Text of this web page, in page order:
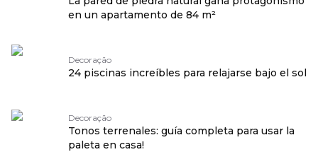
en un apartamento de 84 m²
Decoração
24 piscinas increíbles para relajarse bajo el sol
Decoração
Tonos terrenales: guía completa para usar la
paleta en casa!